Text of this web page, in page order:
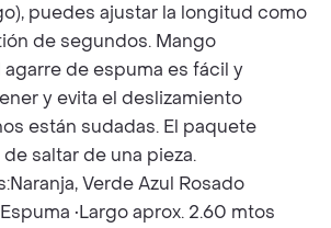
puedes ajustar la longitud como
de segundos. Mango
de espuma es fácil y
y evita el deslizamiento
están sudadas. El paquete
saltar de una pieza.
Verde Azul Rosado
•Largo aprox. 2.60 mtos